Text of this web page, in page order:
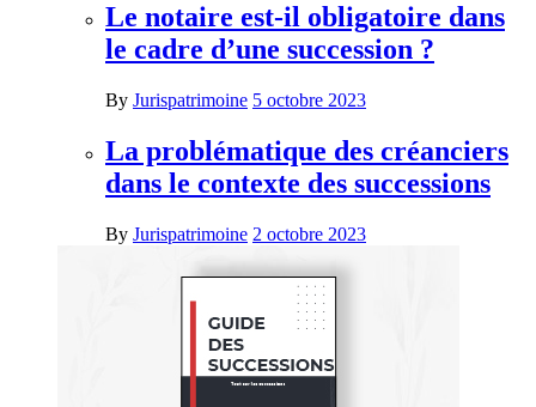
Le notaire est-il obligatoire dans
le cadre d’une succession ?
By Jurispatrimoine 5 octobre 2023
La problématique des créanciers
dans le contexte des successions
By Jurispatrimoine 2 octobre 2023